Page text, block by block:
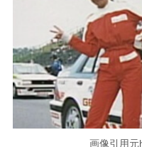
画像引用